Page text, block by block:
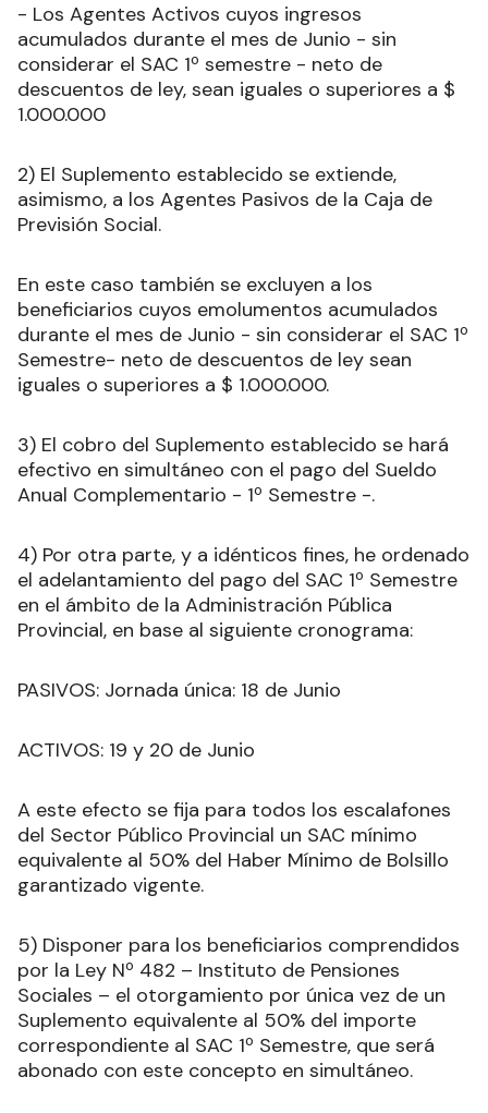
- Los Agentes Activos cuyos ingresos
acumulados durante el mes de Junio - sin
considerar el SAC 1º semestre - neto de
descuentos de ley, sean iguales o superiores a $
1.000.000
2) El Suplemento establecido se extiende,
asimismo, a los Agentes Pasivos de la Caja de
Previsión Social.
En este caso también se excluyen a los
beneficiarios cuyos emolumentos acumulados
durante el mes de Junio - sin considerar el SAC 1º
Semestre- neto de descuentos de ley sean
iguales o superiores a $ 1.000.000.
3) El cobro del Suplemento establecido se hará
efectivo en simultáneo con el pago del Sueldo
Anual Complementario - 1º Semestre -.
4) Por otra parte, y a idénticos fines, he ordenado
el adelantamiento del pago del SAC 1º Semestre
en el ámbito de la Administración Pública
Provincial, en base al siguiente cronograma:
PASIVOS: Jornada única: 18 de Junio
ACTIVOS: 19 y 20 de Junio
A este efecto se fija para todos los escalafones
del Sector Público Provincial un SAC mínimo
equivalente al 50% del Haber Mínimo de Bolsillo
garantizado vigente.
5) Disponer para los beneficiarios comprendidos
por la Ley Nº 482 – Instituto de Pensiones
Sociales – el otorgamiento por única vez de un
Suplemento equivalente al 50% del importe
correspondiente al SAC 1º Semestre, que será
abonado con este concepto en simultáneo.